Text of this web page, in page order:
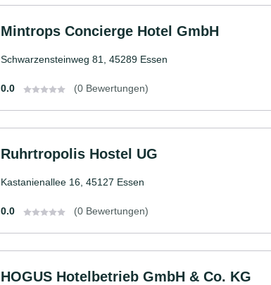
Mintrops Concierge Hotel GmbH
Schwarzensteinweg 81, 45289 Essen
0.0 (0 Bewertungen)
Ruhrtropolis Hostel UG
Kastanienallee 16, 45127 Essen
0.0 (0 Bewertungen)
HOGUS Hotelbetrieb GmbH & Co. KG